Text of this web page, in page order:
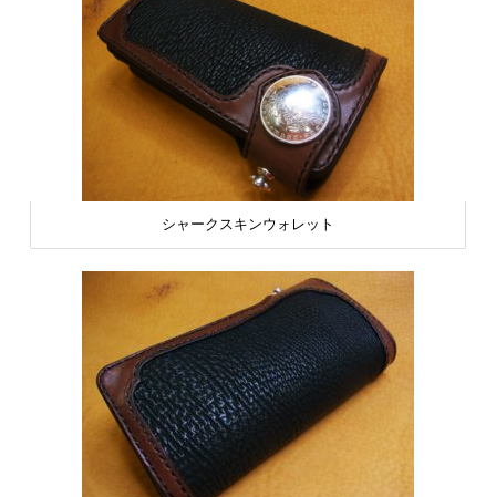
シャークスキンウォレット